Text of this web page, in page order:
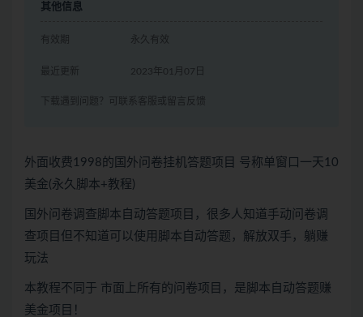
其他信息
有效期 永久有效
最近更新 2023年01月07日
下载遇到问题？可联系客服或留言反馈
外面收费1998的国外问卷挂机答题项目 号称单窗口一天10
美金(永久脚本+教程)
国外问卷调查脚本自动答题项目，很多人知道手动问卷调
查项目但不知道可以使用脚本自动答题，解放双手，躺赚
玩法
本教程不同于 市面上所有的问卷项目，是脚本自动答题赚
美金项目！